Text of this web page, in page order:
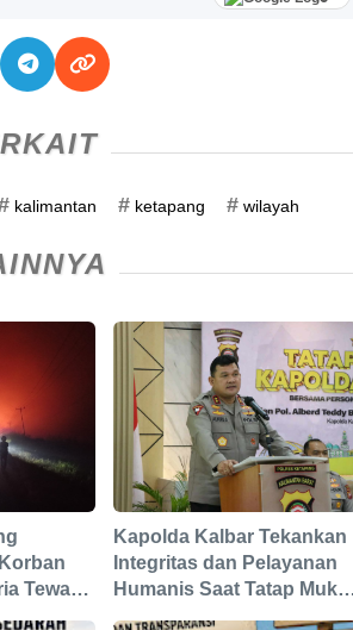
kalimantan # ketapang # wilayah
Tewas
Kapolda Kalbar Tekankan
Integritas dan Pelayanan
Humanis Saat Tatap Muka